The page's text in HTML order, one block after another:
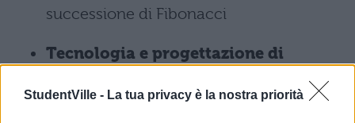
StudentVille - La tua privacy è la nostra priorità
successione di Fibonacci
Tecnologia e progettazione di
telecomunicazioni: i sistemi di